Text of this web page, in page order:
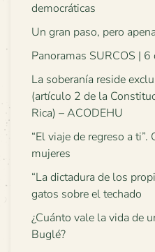
democráticas
Un gran paso, pero
Panoramas SURCOS |
La soberanía reside
(artículo 2 de la
Rica) – ACODEHU
“El viaje de regreso a ti”.
mujeres
“La dictadura de los
gatos sobre el techado
¿Cuánto vale la vida de
Buglé?